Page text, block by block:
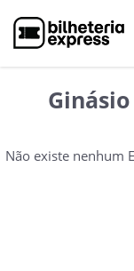
Não existe nenhum